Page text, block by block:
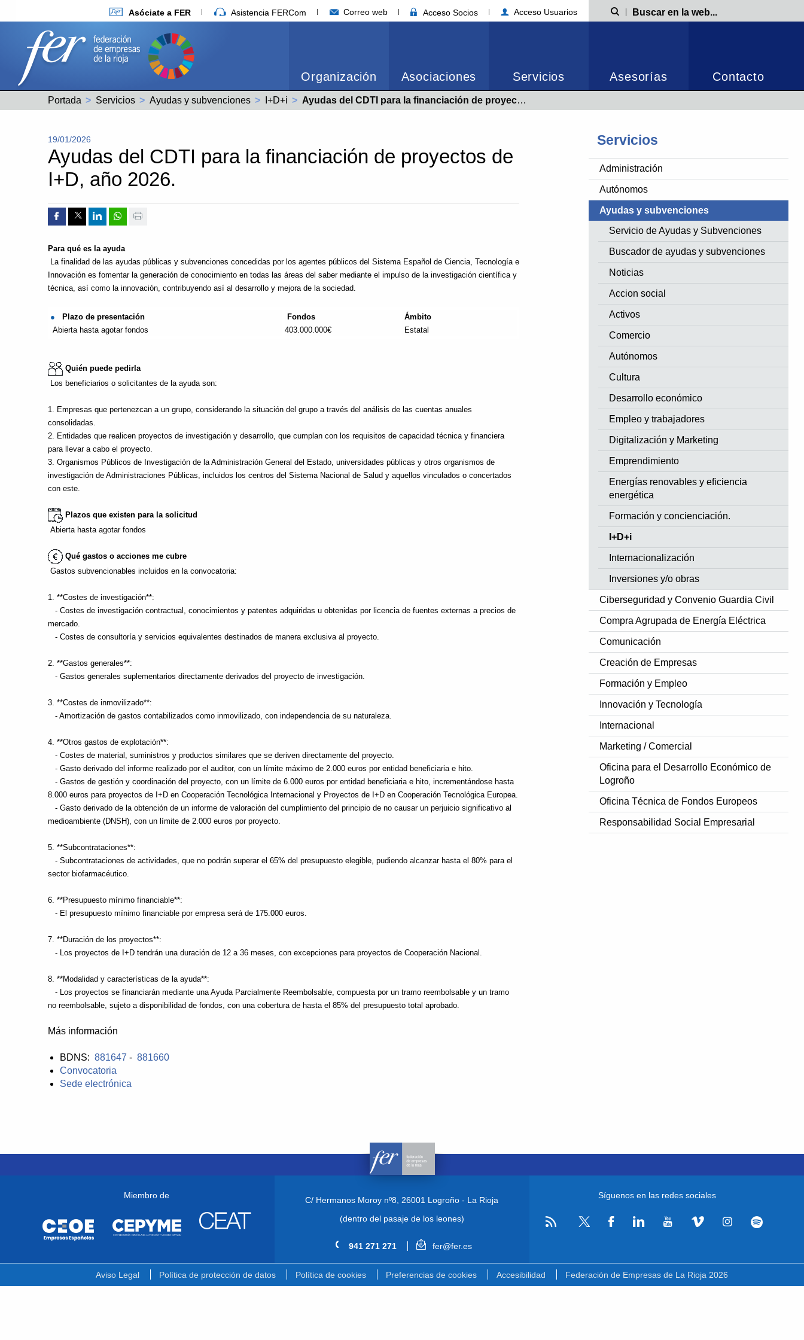
Asóciate a FER Asistencia FERCom Correo web Acceso Socios Acceso Usuarios Búsqueda
Organización Asociaciones Servicios Asesorías Contacto
Portada Servicios Ayudas y subvenciones I+D+i Actual:
Ayudas del CDTI para la financiación de proyectos de I+D, año 2026.
Servicios
Administración
Autónomos
Ayudas y subvenciones
Servicio de Ayudas y Subvenciones
Buscador de ayudas y subvenciones
Noticias
Accion social
Activos
Comercio
Autónomos
Cultura
Desarrollo económico
Empleo y trabajadores
Digitalización y Marketing
Emprendimiento
Energías renovables y eficiencia
energética
Formación y concienciación.
I+D+i
Internacionalización
Inversiones y/o obras
Ciberseguridad y Convenio Guardia Civil
Compra Agrupada de Energía Eléctrica
Comunicación
Creación de Empresas
Formación y Empleo
Innovación y Tecnología
Internacional
Marketing / Comercial
Oficina para el Desarrollo Económico de
Logroño
Oficina Técnica de Fondos Europeos
Responsabilidad Social Empresarial
19/01/2026
Ayudas del CDTI para la financiación de proyectos de
I+D, año 2026.
Compartir por Facebook
Compartir por Twitter
Compartir por Linkedin
Compartir por whatsapp
Para qué es la ayuda
La finalidad de las ayudas públicas y subvenciones concedidas por los agentes públicos del Sistema Español de Ciencia, Tecnología e
Innovación es fomentar la generación de conocimiento en todas las áreas del saber mediante el impulso de la investigación científica y
técnica, así como la innovación, contribuyendo así al desarrollo y mejora de la sociedad.
●
Plazo de presentación
Abierta hasta agotar fondos
Fondos
403.000.000€
Ámbito
Estatal
Quién puede pedirla
Los beneficiarios o solicitantes de la ayuda son:
1. Empresas que pertenezcan a un grupo, considerando la situación del grupo a través del análisis de las cuentas anuales
consolidadas.
2. Entidades que realicen proyectos de investigación y desarrollo, que cumplan con los requisitos de capacidad técnica y financiera
para llevar a cabo el proyecto.
3. Organismos Públicos de Investigación de la Administración General del Estado, universidades públicas y otros organismos de
investigación de Administraciones Públicas, incluidos los centros del Sistema Nacional de Salud y aquellos vinculados o concertados
con este.
Plazos que existen para la solicitud
Abierta hasta agotar fondos
Qué gastos o acciones me cubre
Gastos subvencionables incluidos en la convocatoria:
1. **Costes de investigación**:
- Costes de investigación contractual, conocimientos y patentes adquiridas u obtenidas por licencia de fuentes externas a precios de
mercado.
- Costes de consultoría y servicios equivalentes destinados de manera exclusiva al proyecto.
2. **Gastos generales**:
- Gastos generales suplementarios directamente derivados del proyecto de investigación.
3. **Costes de inmovilizado**:
- Amortización de gastos contabilizados como inmovilizado, con independencia de su naturaleza.
4. **Otros gastos de explotación**:
- Costes de material, suministros y productos similares que se deriven directamente del proyecto.
- Gasto derivado del informe realizado por el auditor, con un límite máximo de 2.000 euros por entidad beneficiaria e hito.
- Gastos de gestión y coordinación del proyecto, con un límite de 6.000 euros por entidad beneficiaria e hito, incrementándose hasta
8.000 euros para proyectos de I+D en Cooperación Tecnológica Internacional y Proyectos de I+D en Cooperación Tecnológica Europea.
- Gasto derivado de la obtención de un informe de valoración del cumplimiento del principio de no causar un perjuicio significativo al
medioambiente (DNSH), con un límite de 2.000 euros por proyecto.
5. **Subcontrataciones**:
- Subcontrataciones de actividades, que no podrán superar el 65% del presupuesto elegible, pudiendo alcanzar hasta el 80% para el
sector biofarmacéutico.
6. **Presupuesto mínimo financiable**:
- El presupuesto mínimo financiable por empresa será de 175.000 euros.
7. **Duración de los proyectos**:
- Los proyectos de I+D tendrán una duración de 12 a 36 meses, con excepciones para proyectos de Cooperación Nacional.
8. **Modalidad y características de la ayuda**:
- Los proyectos se financiarán mediante una Ayuda Parcialmente Reembolsable, compuesta por un tramo reembolsable y un tramo
no reembolsable, sujeto a disponibilidad de fondos, con una cobertura de hasta el 85% del presupuesto total aprobado.
Más información
BDNS: 881647 - 881660
Convocatoria
Sede electrónica
Miembro de C/ Hermanos Moroy nº8, 26001 Logroño - La Rioja
(dentro del pasaje de los leones)
941 271 271 fer@fer.es
Síguenos en las redes sociales
Aviso Legal Política de protección de datos Política de cookies Preferencias de cookies Accesibilidad Federación de Empresas de La Rioja 2026